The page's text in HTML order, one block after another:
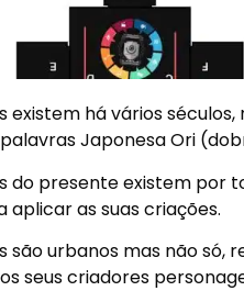
existem há vários
Japonesa Ori
do presente existem por
aplicar as suas criações.
são urbanos mas não só,
seus criadores